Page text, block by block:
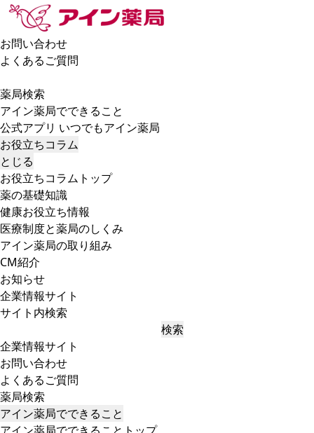
お問い合わせ
よくあるご質問
薬局検索
アイン薬局でできること
公式アプリ いつでもアイン薬局
お役立ちコラム
とじる
お役立ちコラムトップ
薬の基礎知識
健康お役立ち情報
医療制度と薬局のしくみ
アイン薬局の取り組み
CM紹介
お知らせ
企業情報サイト
サイト内検索
検索
企業情報サイト
お問い合わせ
よくあるご質問
薬局検索
アイン薬局でできること